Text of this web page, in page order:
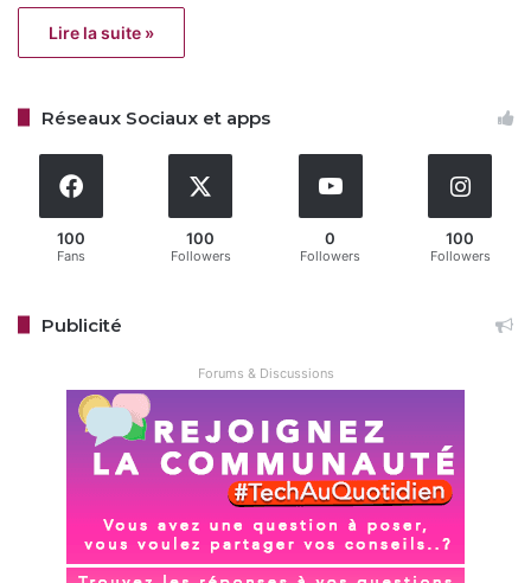
Lire la suite »
Réseaux Sociaux et apps
100
Fans
100
Followers
0
Followers
100
Followers
Publicité
Forums & Discussions